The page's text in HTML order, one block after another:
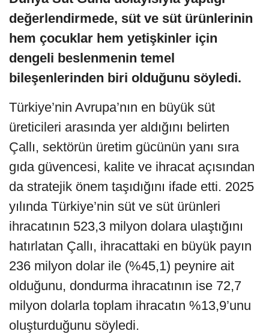
değerlendirmede, süt ve süt ürünlerinin
hem çocuklar hem yetişkinler için
dengeli beslenmenin temel
bileşenlerinden biri olduğunu söyledi.
Türkiye’nin Avrupa’nın en büyük süt
üreticileri arasında yer aldığını belirten
Çallı, sektörün üretim gücünün yanı sıra
gıda güvencesi, kalite ve ihracat açısından
da stratejik önem taşıdığını ifade etti. 2025
yılında Türkiye’nin süt ve süt ürünleri
ihracatının 523,3 milyon dolara ulaştığını
hatırlatan Çallı, ihracattaki en büyük payın
236 milyon dolar ile (%45,1) peynire ait
olduğunu, dondurma ihracatının ise 72,7
milyon dolarla toplam ihracatın %13,9’unu
oluşturduğunu söyledi.